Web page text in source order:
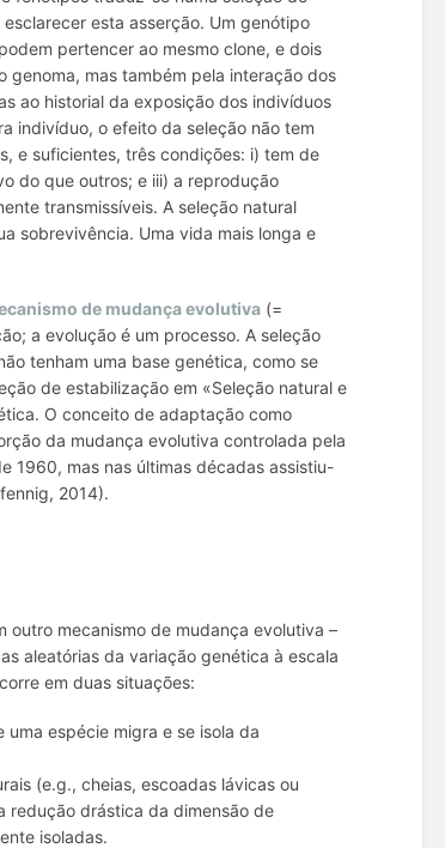
esta asserção. Um genótipo
pertencer ao mesmo clone, e dois
genoma, mas também pela interação dos
ao historial da exposição dos indivíduos
indivíduo, o efeito da seleção não tem
e suficientes, três condições: i) tem de
do que outros; e iii) a reprodução
transmissíveis. A seleção natural
sobrevivência. Uma vida mais longa e
de mudança evolutiva (=
a evolução é um processo. A seleção
tenham uma base genética, como se
de estabilização em «Seleção natural e
O conceito deadaptação como
da mudança evolutiva controlada pela
1960, mas nas últimas décadas assistiu-
2014).
outro mecanismo de mudança evolutiva –
aleatórias da variação genética à escala
em duas situações:
espécie migra e se isola da
(e.g., cheias, escoadas lávicas ou
redução drástica da dimensão de
isoladas.